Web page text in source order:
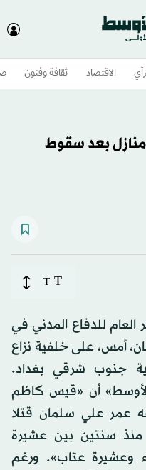
الاقتصاد ثقافة وفنون
منازل بعد سقوط
T
T
العام للدفاع المدني في
أمس، على خلفية نزاع
جنوب شرقي بغداد.
أن «قيس كاظم
عمر علي سلمان قتلا
منذ سنتين بين عشيرة
وعشيرة عتاب». ورغم